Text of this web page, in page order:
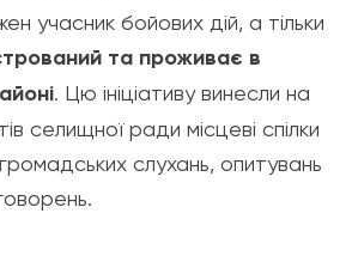
учасник бойових дій, а тільки
та проживає в
. Цю ініціативу винесли на
селищної ради місцеві спілки
слухань, опитувань